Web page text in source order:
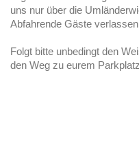
uns nur über die
Abfahrende Gäste
Folgt bitte unbedingt den
den Weg zu eurem